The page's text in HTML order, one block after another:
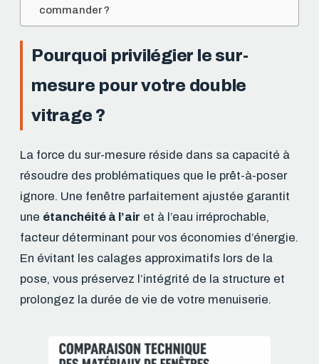
commander ?
Pourquoi privilégier le sur-
mesure pour votre double
vitrage ?
La force du sur-mesure réside dans sa capacité à
résoudre des problématiques que le prêt-à-poser
ignore. Une fenêtre parfaitement ajustée garantit
une étanchéité à l’air et à l’eau irréprochable,
facteur déterminant pour vos économies d’énergie.
En évitant les calages approximatifs lors de la
pose, vous préservez l’intégrité de la structure et
prolongez la durée de vie de votre menuiserie.